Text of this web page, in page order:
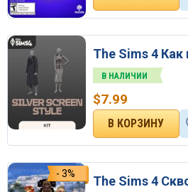
The Sims 4
В НАЛИЧИИ
$7.99
- 3% The Sims 4